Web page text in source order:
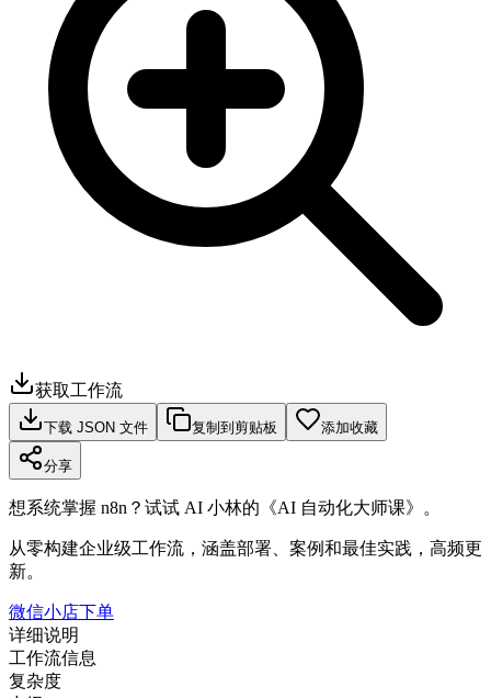
获取工作流
下载 JSON 文件 复制到剪贴板 添加收藏
分享
想系统掌握 n8n？试试 AI 小林的《AI 自动化大师课》。
从零构建企业级工作流，涵盖部署、案例和最佳实践，高频更
新。
微信小店下单
详细说明
工作流信息
复杂度